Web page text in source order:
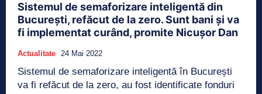
Sistemul de semaforizare inteligentă din
București, refăcut de la zero. Sunt bani și va
fi implementat curând, promite Nicușor Dan
Actualitate 24 Mai 2022
Sistemul de semaforizare inteligentă în București
va fi refăcut de la zero, au fost identificate fonduri